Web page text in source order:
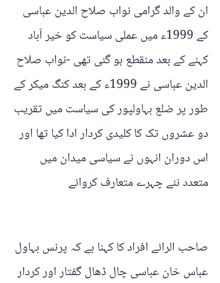
ان کے والد گرامی نواب صلاح الدین عباسی
کے 1999ء میں عملی سیاست کو خیر آباد
کہنے کے بعد منقطع ہو گئی تھی -نواب صلاح
الدین عباسی نے 1999ء کے بعد کنگ میکر کے
طور پر ضلع بہاولپور کی سیاست میں تقریب
دو عشروں تک کا کلیدی کردار ادا کیا تھا اور
اس دوران انہوں نے سیاسی میدان میں
متعدد نئے چہرے متعارف کروائے
صاحب الرائے افراد کا کہنا ہے کہ پرنس بہاول
عباس خان عباسی چال ڈھال گفتار اور کردار